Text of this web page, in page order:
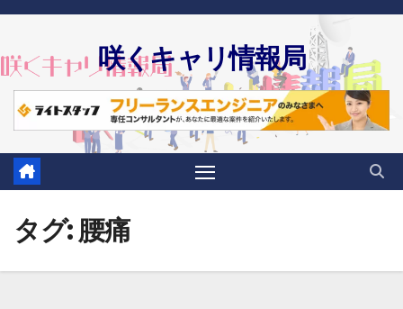
Skip
content
咲くキャリ情報局
タグ:腰痛